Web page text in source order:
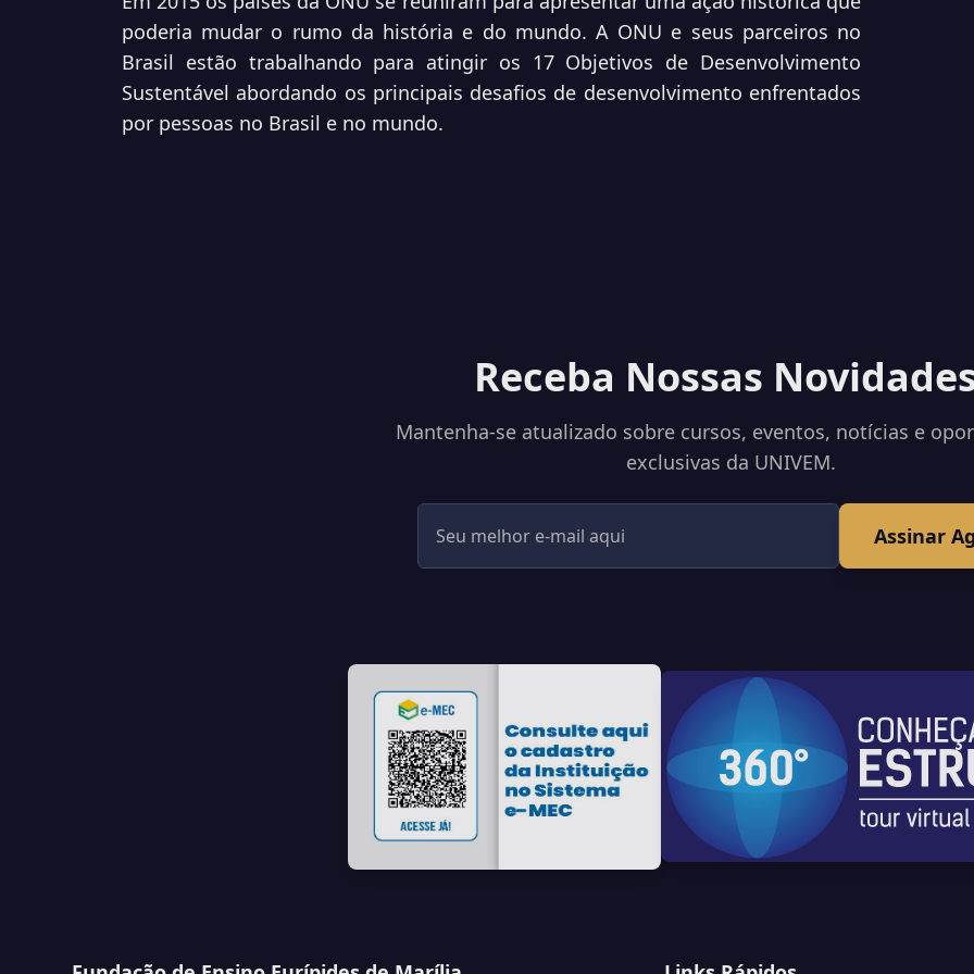
poderia mudar o rumo da história e do mundo. A ONU e seus parceiros no
Brasil estão trabalhando para atingir os 17 Objetivos de Desenvolvimento
Sustentável abordando os principais desafios de desenvolvimento enfrentados
por pessoas no Brasil e no mundo.
Receba Nossas
Mantenha-se atualizado sobre cursos, eventos, notícias e
exclusivas da UNIVEM.
Assinar